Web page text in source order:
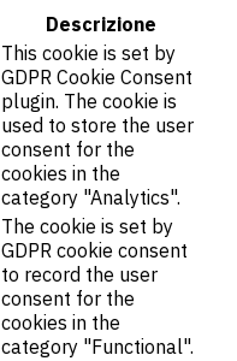
Descrizione
This cookie is set by
GDPR Cookie Consent
plugin. The cookie is
used to store the user
consent for the
cookies in the
category "Analytics".
The cookie is set by
GDPR cookie consent
to record the user
consent for the
cookies in the
category "Functional".